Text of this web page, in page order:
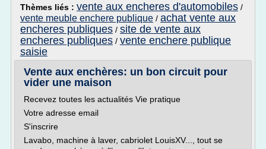
Thèmes liés : vente aux encheres d'automobiles /
vente meuble enchere publique / achat vente aux
encheres publiques / site de vente aux
encheres publiques / vente enchere publique
saisie
Vente aux enchères: un bon circuit pour
vider une maison
Recevez toutes les actualités Vie pratique
Votre adresse email
S'inscrire
Lavabo, machine à laver, cabriolet LouisXV..., tout se